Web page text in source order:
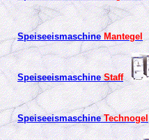
SpeiseeismaschineMantegel
SpeiseeismaschineStaff
SpeiseeismaschineTechnogel